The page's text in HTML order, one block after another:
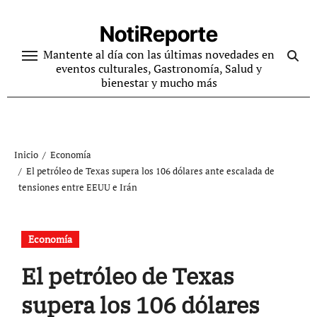
contenido
NotiReporte
Mantente al día con las últimas novedades en
eventos culturales, Gastronomía, Salud y
bienestar y mucho más
Inicio
Economía
El petróleo de Texas supera los 106 dólares ante escalada de
tensiones entre EEUU e Irán
Economía
El petróleo de Texas
supera los 106 dólares